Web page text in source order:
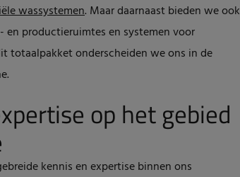
wassystemen. Maar daarnaast bieden we ook
productieruimtes en systemen voor
totaalpakket onderscheiden we ons in de
op het gebied
kennis en expertise binnen ons